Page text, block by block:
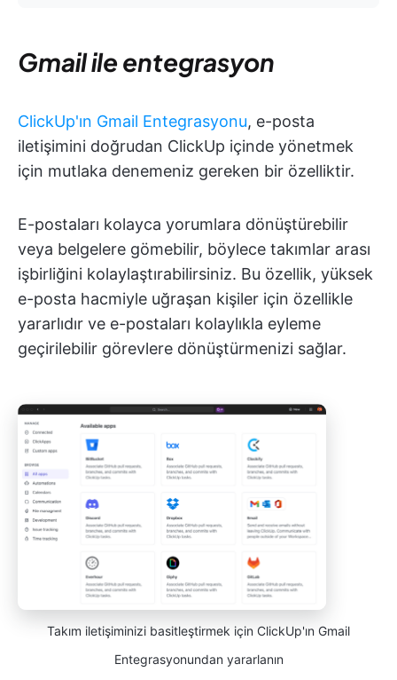
Gmail ile entegrasyon
ClickUp'ın Gmail Entegrasyonu, e-posta
iletişimini doğrudan ClickUp içinde yönetmek
için mutlaka denemeniz gereken bir özelliktir.
E-postaları kolayca yorumlara dönüştürebilir
veya belgelere gömebilir, böylece takımlar arası
işbirliğini kolaylaştırabilirsiniz. Bu özellik, yüksek
e-posta hacmiyle uğraşan kişiler için özellikle
yararlıdır ve e-postaları kolaylıkla eyleme
geçirilebilir görevlere dönüştürmenizi sağlar.
Takım iletişiminizi basitleştirmek için ClickUp'ın Gmail
Entegrasyonundan yararlanın